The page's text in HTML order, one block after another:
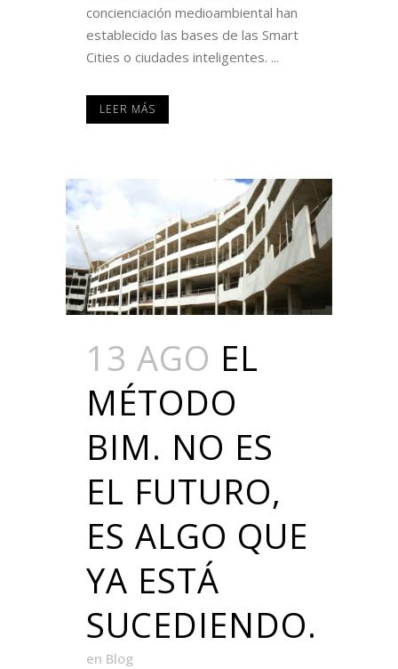
concienciación medioambiental han
establecido las bases de las Smart
Cities o ciudades inteligentes. ...
LEER MÁS
13 AGO EL
MÉTODO
BIM. NO ES
EL FUTURO,
ES ALGO QUE
YA ESTÁ
SUCEDIENDO.
en Blog